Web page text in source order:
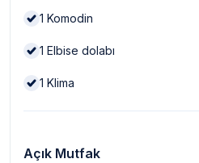
1 Komodin
1 Elbise dolabı
1 Klima
Açık Mutfak